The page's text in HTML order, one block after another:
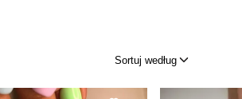
Sortuj według